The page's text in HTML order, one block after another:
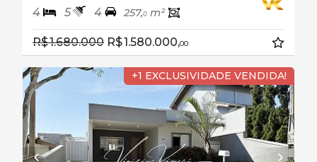
4 5 4 257,0 m²
R$ 1.680.000 R$ 1.580.000,00
+1 EXCLUSIVIDADE VENDIDA!